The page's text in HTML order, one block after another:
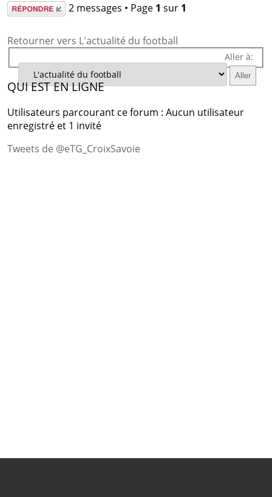
Répondre 2 messages • Page 1 sur 1
Retourner vers L'actualité du football
Aller à:
QUI EST EN LIGNE
Utilisateurs parcourant ce forum : Aucun utilisateur
enregistré et 1 invité
Tweets de @eTG_CroixSavoie